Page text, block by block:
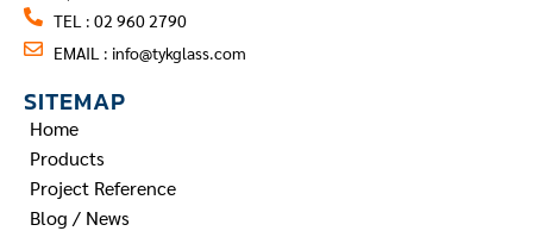
TEL : 02 960 2790
EMAIL : info@tykglass.com
SITEMAP
Home
Products
Project Reference
Blog / News